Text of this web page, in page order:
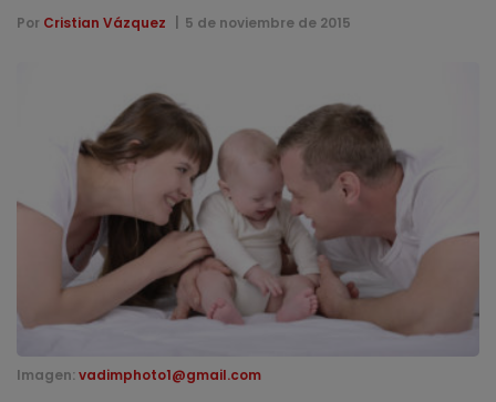
Por Cristian Vázquez 5 de noviembre de 2015
Imagen: vadimphoto1@gmail.com